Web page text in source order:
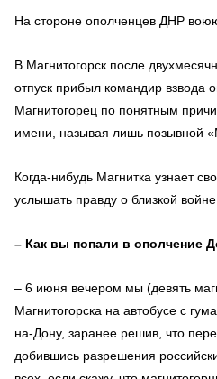
На стороне ополченцев ДНР
В Магнитогорск после
отпуск прибыл командир взвода
Магнитогорец по понятным
имени, называя лишь позывной
Когда-нибудь Магнитка узнает
услышать правду о близкой войне.
– Как вы попали в ополчение
– 6 июня вечером мы (девять
Магнитогорска на автобусе с
на-Дону, заранее решив, что
добившись разрешения